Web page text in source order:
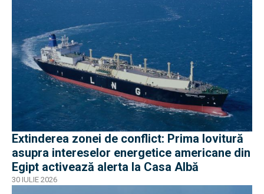
Extinderea zonei de conflict: Prima lovitură
asupra intereselor energetice americane din
Egipt activează alerta la Casa Albă
30 IULIE 2026